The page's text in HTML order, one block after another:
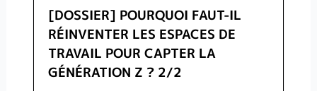
[DOSSIER] POURQUOI FAUT-IL
RÉINVENTER LES ESPACES DE
TRAVAIL POUR CAPTER LA
GÉNÉRATION Z ? 2/2